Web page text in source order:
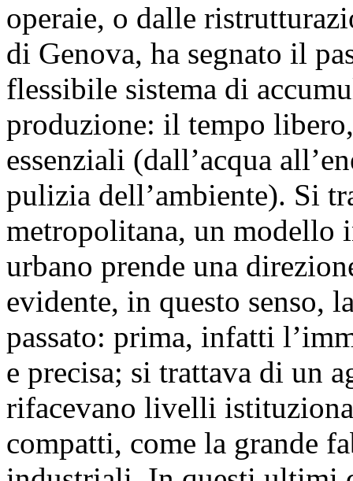
operaie, o dalle
di Genova, ha segnato il
flessibile sistema di
produzione: il tempo
essenziali (dall’acqua
pulizia dell’ambiente). Si
metropolitana, un modello
urbano prende una
evidente, in questo senso,
passato: prima, infatti
e precisa; si trattava di un
rifacevano livelli
compatti, come la grande